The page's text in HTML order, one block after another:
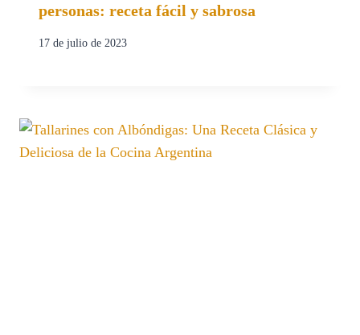
personas: receta fácil y sabrosa
17 de julio de 2023